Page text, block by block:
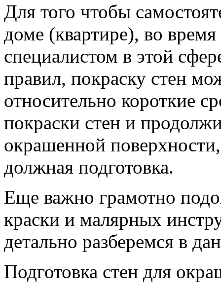
Для того чтобы
доме (квартире), во
специалистом в этой
правил, покраску стен
относительно короткие
покраски стен и
окрашенной
должная подготовка.
Еще важно грамотно
краски и малярных
детально разберемся в
Подготовка стен для